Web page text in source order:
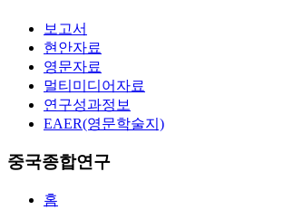
보고서
현안자료
영문자료
멀티미디어자료
연구성과정보
EAER(영문학술지)
중국종합연구
홈